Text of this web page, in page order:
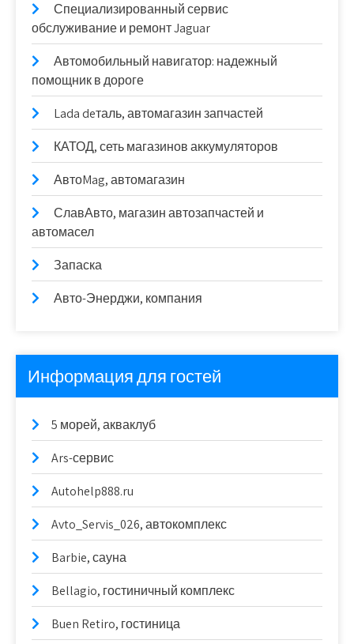
Специализированный сервис
обслуживание и ремонт Jaguar
Автомобильный навигатор: надежный
помощник в дороге
Lada deталь, автомагазин запчастей
КАТОД, сеть магазинов аккумуляторов
АвтоMag, автомагазин
СлавАвто, магазин автозапчастей и
автомасел
Запаска
Авто-Энерджи, компания
Информация для гостей
5 морей, акваклуб
Ars-сервис
Autohelp888.ru
Avto_Servis_026, автокомплекс
Barbie, сауна
Bellagio, гостиничный комплекс
Buen Retiro, гостиница